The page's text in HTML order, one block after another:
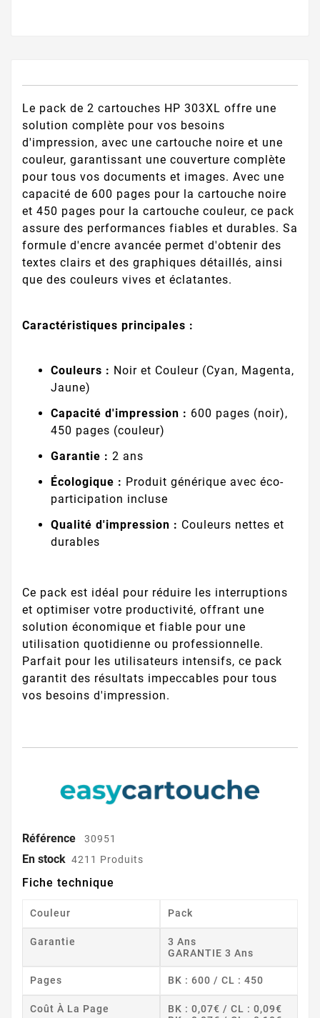
Le pack de 2 cartouches HP 303XL offre une
solution complète pour vos besoins
d'impression, avec une cartouche noire et une
couleur, garantissant une couverture complète
pour tous vos documents et images. Avec une
capacité de 600 pages pour la cartouche noire
et 450 pages pour la cartouche couleur, ce pack
assure des performances fiables et durables. Sa
formule d'encre avancée permet d'obtenir des
textes clairs et des graphiques détaillés, ainsi
que des couleurs vives et éclatantes.
Caractéristiques principales :
Couleurs : Noir et Couleur (Cyan, Magenta,
Jaune)
Capacité d'impression : 600 pages (noir),
450 pages (couleur)
Garantie : 2 ans
Écologique : Produit générique avec éco-
participation incluse
Qualité d'impression : Couleurs nettes et
durables
Ce pack est idéal pour réduire les interruptions
et optimiser votre productivité, offrant une
solution économique et fiable pour une
utilisation quotidienne ou professionnelle.
Parfait pour les utilisateurs intensifs, ce pack
garantit des résultats impeccables pour tous
vos besoins d'impression.
Référence 30951
En stock 4211 Produits
Fiche technique
Couleur Pack
Garantie
3 Ans
GARANTIE 3 Ans
Pages BK : 600 / CL : 450
Coût À La Page
BK : 0,07€ / CL : 0,09€